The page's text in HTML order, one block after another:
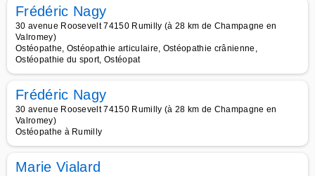
Frédéric Nagy
30 avenue Roosevelt 74150 Rumilly (à 28 km de Champagne en
Valromey)
Ostéopathe, Ostéopathie articulaire, Ostéopathie crânienne,
Ostéopathie du sport, Ostéopat
Frédéric Nagy
30 avenue Roosevelt 74150 Rumilly (à 28 km de Champagne en
Valromey)
Ostéopathe à Rumilly
Marie Vialard